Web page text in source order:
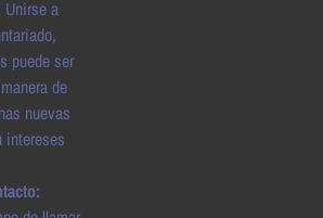
Unirse a
puede ser
de
nuevas
intereses